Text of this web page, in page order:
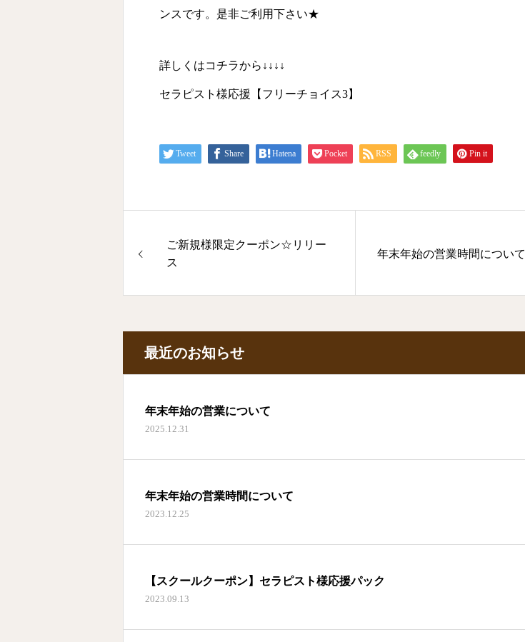
ンスです。是非ご利用下さい★
詳しくはコチラから↓↓↓↓
セラピスト様応援【フリーチョイス3】
Tweet Share Hatena Pocket RSS feedly Pin it
ご新規様限定クーポン☆リリー
ス
年末年始の営業時間について
最近のお知らせ
年末年始の営業について
2025.12.31
年末年始の営業時間について
2023.12.25
【スクールクーポン】セラピスト様応援パック
2023.09.13